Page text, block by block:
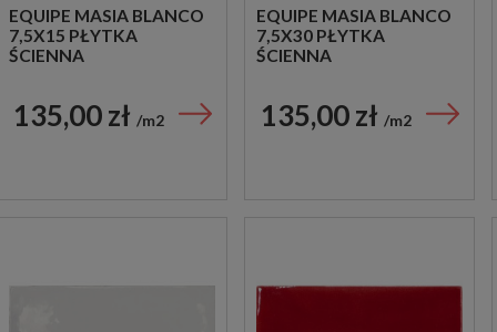
EQUIPE MASIA BLANCO
7,5X15 PŁYTKA
ŚCIENNA
135,00 zł m2
EQUIPE MASIA BLANCO
7,5X30 PŁYTKA
ŚCIENNA
135,00 zł m2